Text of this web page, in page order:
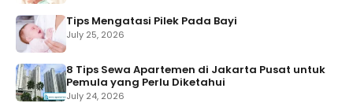
Tips Mengatasi Pilek Pada Bayi
July 25, 2026
8 Tips Sewa Apartemen di Jakarta Pusat untuk
Pemula yang Perlu Diketahui
July 24, 2026